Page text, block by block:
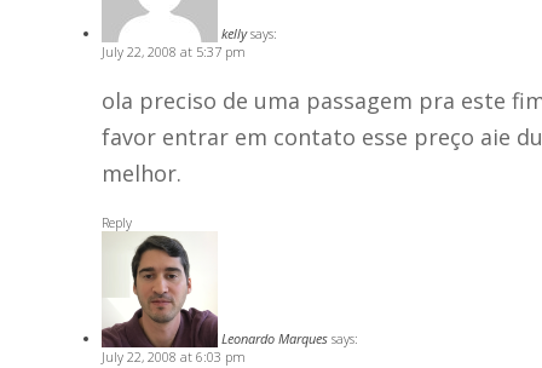
kelly says:
July 22, 2008 at 5:37 pm
ola preciso de uma passagem pra este
favor entrar em contato esse preço aie
melhor.
Reply
Leonardo Marques says:
July 22, 2008 at 6:03 pm